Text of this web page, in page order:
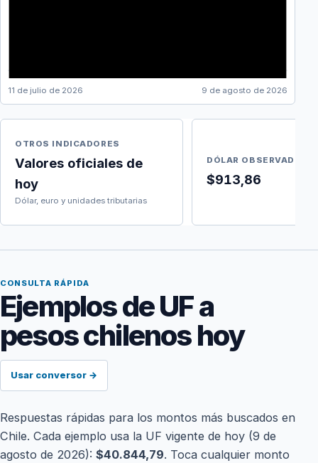
11 de julio de 2026 9 de agosto de 2026
OTROS INDICADORES
Valores oficiales de
hoy
Dólar, euro y unidades tributarias
DÓLAR OBSERVADO
$913,86
CONSULTA RÁPIDA
Ejemplos de UF a
pesos chilenos hoy
Usar conversor →
Respuestas rápidas para los montos más buscados en
Chile. Cada ejemplo usa la UF vigente de hoy (9 de
agosto de 2026): $40.844,79. Toca cualquier monto